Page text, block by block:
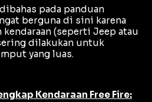
pada panduan
berguna di sini karena
(seperti Jeep atau
dilakukan untuk
yang luas.
Kendaraan Free Fire: